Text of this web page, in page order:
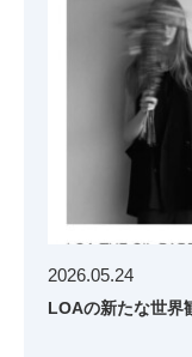
2026.05.24
LOAの新たな世界